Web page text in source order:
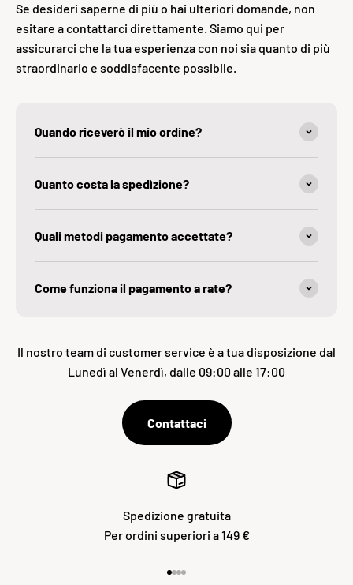
Se desideri saperne di più o hai ulteriori domande, non
esitare a contattarci direttamente. Siamo qui per
assicurarci che la tua esperienza con noi sia quanto di più
straordinario e soddisfacente possibile.
Quando riceverò il mio ordine?
Quanto costa la spedìzione?
Quali metodi pagamento accettate?
Come funziona il pagamento a rate?
Il nostro team di customer service è a tua disposizione dal
Lunedì al Venerdì, dalle 09:00 alle 17:00
Contattaci
Spedizione gratuita
Per ordini superiori a 149 €